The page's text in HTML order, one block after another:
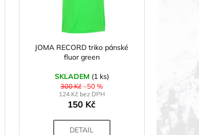
JOMA RECORD triko pánské
fluor green
SKLADEM (1 ks)
300 Kč –50 %
124 Kč bez DPH
150 Kč
DETAIL